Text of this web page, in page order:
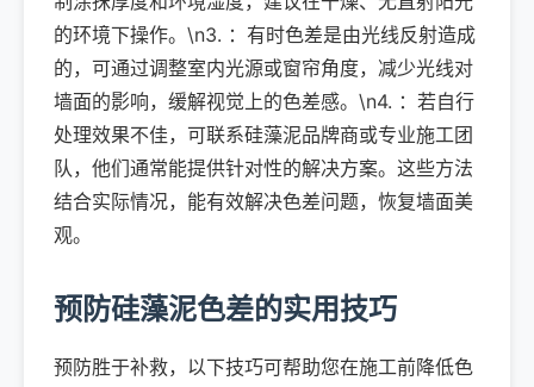
的环境下操作。\n3. ：有时色差是由光线反射造成
的，可通过调整室内光源或窗帘角度，减少光线对
墙面的影响，缓解视觉上的色差感。\n4. ：若自行
处理效果不佳，可联系硅藻泥品牌商或专业施工团
队，他们通常能提供针对性的解决方案。这些方法
结合实际情况，能有效解决色差问题，恢复墙面美
观。
预防硅藻泥色差的实用技巧
预防胜于补救，以下技巧可帮助您在施工前降低色